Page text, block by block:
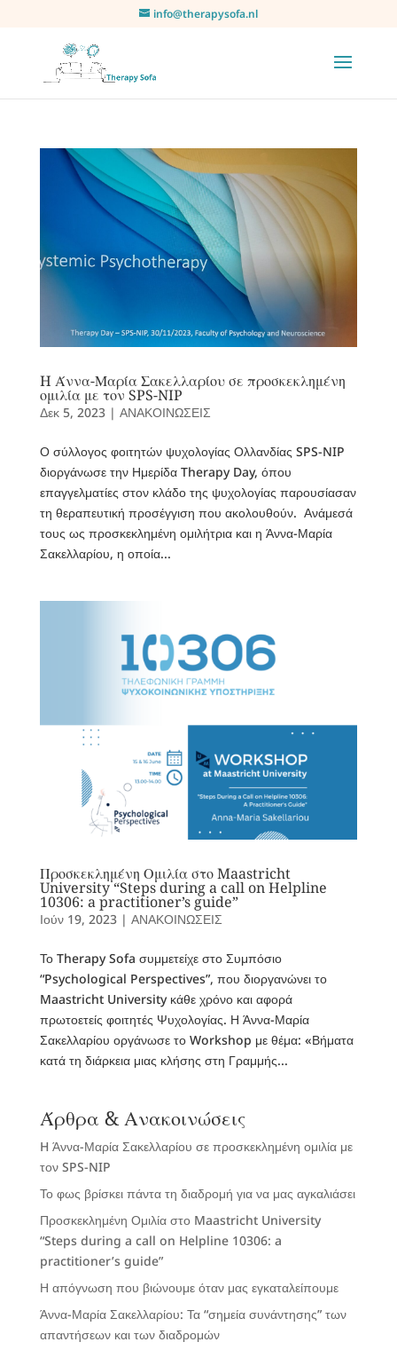
info@therapysofa.nl
H Άννα-Μαρία Σακελλαρίου σε προσκεκλημένη
ομιλία με τον SPS-NIP
Δεκ 5, 2023| ΑΝΑΚΟΙΝΩΣΕΙΣ
Ο σύλλογος φοιτητών ψυχολογίας Ολλανδίας SPS-NIP
διοργάνωσε την Ημερίδα Therapy Day, όπου
επαγγελματίες στον κλάδο της ψυχολογίας παρουσίασαν
τη θεραπευτική προσέγγιση που ακολουθούν. Ανάμεσά
τους ως προσκεκλημένη ομιλήτρια και η Άννα-Μαρία
Σακελλαρίου, η οποία...
Προσκεκλημένη Ομιλία στο Maastricht
University “Steps during a call on Helpline
10306: a practitioner’s guide”
Ιούν 19, 2023| ΑΝΑΚΟΙΝΩΣΕΙΣ
Το Therapy Sofa συμμετείχε στο Συμπόσιο
“Psychological Perspectives”, που διοργανώνει το
Maastricht University κάθε χρόνο και αφορά
πρωτοετείς φοιτητές Ψυχολογίας. Η Άννα-Μαρία
Σακελλαρίου οργάνωσε το Workshop με θέμα: «Βήματα
κατά τη διάρκεια μιας κλήσης στη Γραμμής...
Άρθρα & Ανακοινώσεις
H Άννα-Μαρία Σακελλαρίου σε προσκεκλημένη ομιλία με
τον SPS-NIP
Το φως βρίσκει πάντα τη διαδρομή για να μας αγκαλιάσει
Προσκεκλημένη Ομιλία στο Maastricht University
“Steps during a call on Helpline 10306: a
practitioner’s guide”
Η απόγνωση που βιώνουμε όταν μας εγκαταλείπουμε
Άννα-Μαρία Σακελλαρίου: Τα “σημεία συνάντησης” των
απαντήσεων και των διαδρομών